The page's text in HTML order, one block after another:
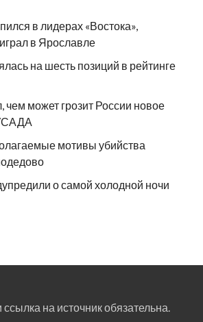
в лидерах «Востока»,
в Ярославле
на шесть позиций в рейтинге
чем может грозит России новое
мотивы убийства
о самой холодной ночи
на источник обязательна.